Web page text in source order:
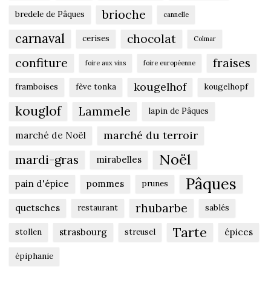
bredele de Pâques brioche cannelle
carnaval cerises chocolat Colmar
confiture foire aux vins foire européenne fraises
framboises fève tonka kougelhof kougelhopf
kouglof Lammele lapin de Pâques
marché de Noël marché du terroir
mardi-gras mirabelles Noël
pain d'épice pommes prunes Pâques
quetsches restaurant rhubarbe sablés
stollen strasbourg streusel Tarte épices
épiphanie